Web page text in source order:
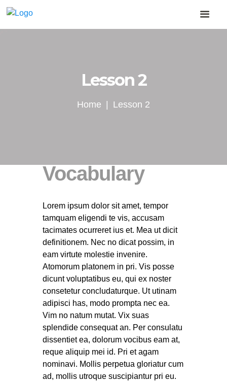
Lesson 2
Home Lesson 2
Vocabulary
Lorem ipsum dolor sit amet, tempor
tamquam eligendi te vis, accusam
tacimates ocurreret ius et. Mea ut dicit
definitionem. Nec no dicat possim, in
eam virtute molestie invenire.
Atomorum platonem in pri. Vis posse
dicunt voluptatibus eu, qui ex noster
consetetur concludaturque. Ut utinam
adipisci has, modo prompta nec ea.
Vim no natum mutat. Vix suas
splendide consequat an. Per consulatu
dissentiet ea, dolorum vocibus eam at,
reque aliquip mei id. Pri et agam
nominavi. Mollis perpetua gloriatur cum
ad, mollis utroque suscipiantur pri eu.